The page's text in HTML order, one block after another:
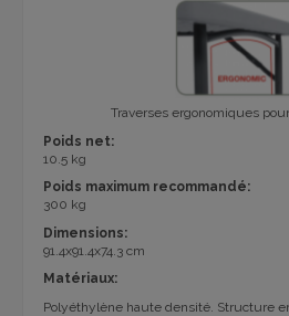
Traverses ergonomiques
Poids net:
10.5 kg
Poids maximum recommandé:
300 kg
Dimensions:
91.4x91.4x74.3 cm
Matériaux:
Polyéthylène haute densité. Structure